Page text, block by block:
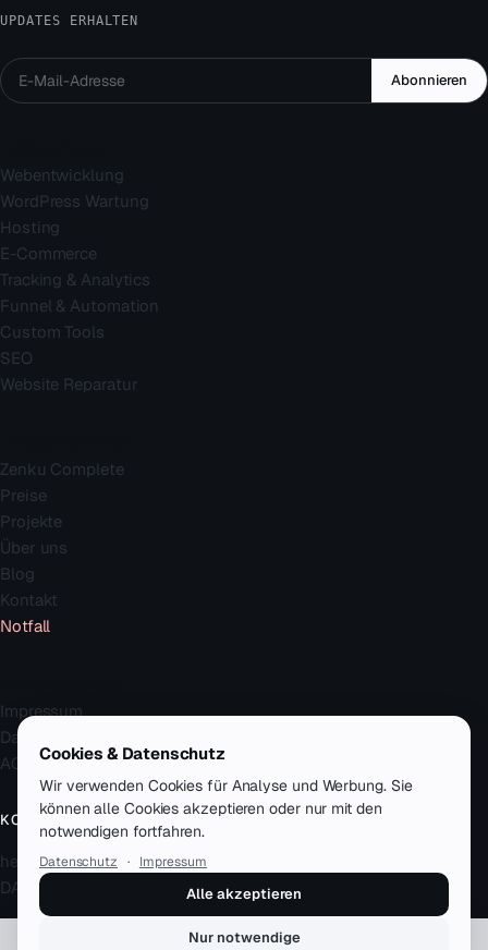
UPDATES ERHALTEN
Abonnieren
Webentwicklung
WordPress Wartung
Hosting
E-Commerce
Tracking & Analytics
Funnel & Automation
Custom Tools
SEO
Website Reparatur
Zenku Complete
Preise
Projekte
Über uns
Blog
Kontakt
Notfall
Impressum
Datenschutz
AGB
KONTAKT
hello@zenku.studio
DACH · remote-first
Cookies & Datenschutz
Wir verwenden Cookies für Analyse und Werbung. Sie
können alle Cookies akzeptieren oder nur mit den
notwendigen fortfahren.
Datenschutz · Impressum
Alle akzeptieren
Nur notwendige